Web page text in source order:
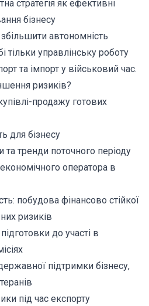
стратегія як ефективні
бізнесу
автономність
тільки управлінську роботу
та імпорт у військовий час.
ризиків?
продажу готових
для бізнесу
тренди поточного періоду
оператора в
побудова фінансово стійкої
ризиків
до участі в
підтримки бізнесу,
під час експорту